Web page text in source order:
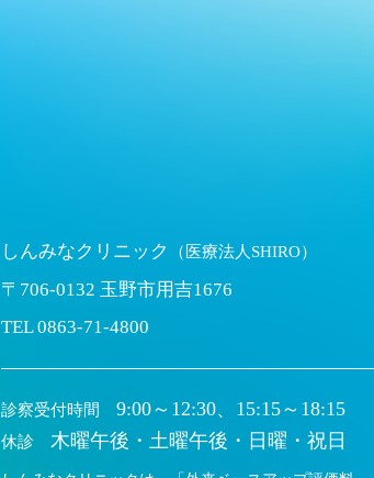
しんみなクリニック （医療法人SHIRO）
〒706-0132 玉野市用吉1676
TEL0863-71-4800
診察受付時間 9:00～12:30、15:15～18:15
休診 木曜午後・土曜午後・日曜・祝日